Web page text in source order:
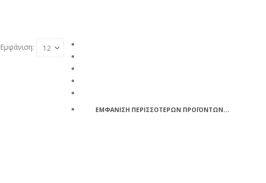
Εμφάνιση:
ΕΜΦΑΝΙΣΗ ΠΕΡΙΣΣΟΤΕΡΩΝ ΠΡΟΪΟΝΤΩΝ...